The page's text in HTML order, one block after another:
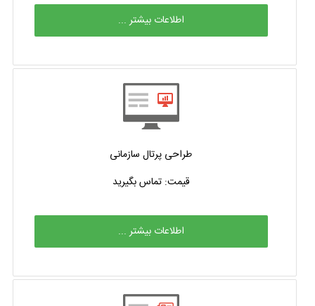
اطلاعات بیشتر ...
طراحی پرتال سازمانی
قیمت: تماس بگیرید
اطلاعات بیشتر ...